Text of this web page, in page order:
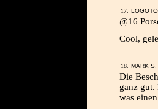
@16
Cool,
MARK
Die
ganz gut.
was